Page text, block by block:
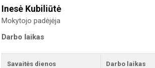
Inesė Kubiliūtė
Mokytojo padėjėja
Darbo laikas
Savaitės dienos Darbo laikas